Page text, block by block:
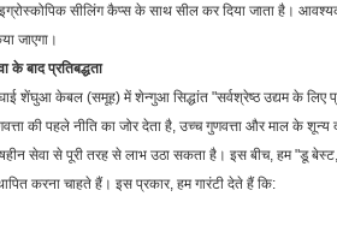
सीलिंग कैप्स के साथ सील कर दिया जाता है।
जाएगा।
के बाद प्रतिबद्धता
शेंघुआ केबल (समूह) में शेन्गुआ सिद्धांत "सर्वश्रेष्ठ उद्यम के लिए
की पहले नीति का जोर देता है, उच्च गुणवत्ता और माल के
सेवा से पूरी तरह से लाभ उठा सकता है। इस बीच, हम "डू
करना चाहते हैं। इस प्रकार, हम गारंटी देते हैं कि: